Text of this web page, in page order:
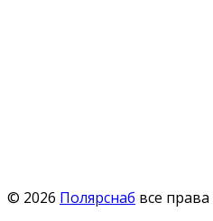
© 2026 Полярснаб все